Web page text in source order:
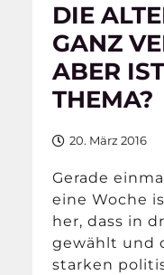
DIE
GANZ
ABER
THEMA?
20. März 2016
Gerade
eine Woche
her, dass in
gewählt und
starken